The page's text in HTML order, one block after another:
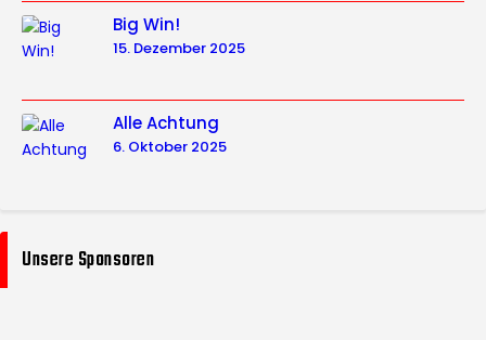
Big Win!
15. Dezember 2025
Alle Achtung
6. Oktober 2025
Unsere Sponsoren